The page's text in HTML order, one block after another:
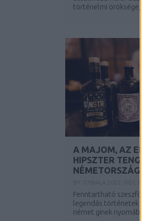
történelmi öröksége,
A MAJOM, AZ
HIPSZTER
Fenntartható
legendás történetek és
német ginek nyomába